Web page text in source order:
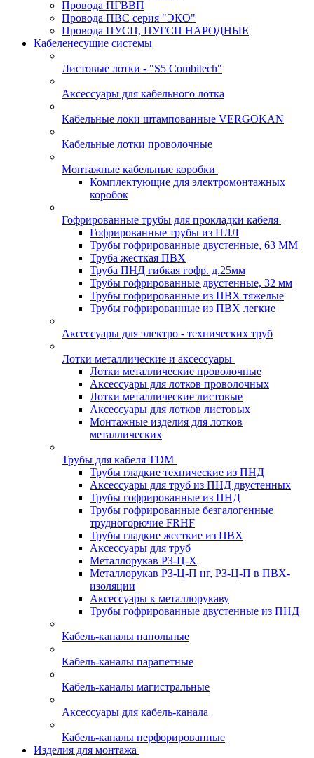
Провода ПГВВП
Провода ПВС серия "ЭКО"
Провода ПУСП, ПУГСП НАРОДНЫЕ
Кабеленесущие системы
Листовые лотки - "S5 Combitech"
Аксессуары для кабельного лотка
Кабельные локи штампованные VERGOKAN
Кабельные лотки проволочные
Монтажные кабельные коробки
Комплектующие для электромонтажных
коробок
Гофрированные трубы для прокладки кабеля
Гофрированные трубы из ПЛЛ
Трубы гофрированные двустенные, 63 ММ
Труба жесткая ПВХ
Труба ПНД гибкая гофр. д.25мм
Трубы гофрированные двустенные, 32 мм
Трубы гофрированные из ПВХ тяжелые
Трубы гофрированные из ПВХ легкие
Аксессуары для электро - технических труб
Лотки металлические и аксессуары
Лотки металлические проволочные
Аксессуары для лотков проволочных
Лотки металлические листовые
Аксессуары для лотков листовых
Монтажные изделия для лотков
металлических
Трубы для кабеля TDM
Трубы гладкие технические из ПНД
Аксессуары для труб из ПНД двустенных
Трубы гофрированные из ПНД
Трубы гофрированные безгалогенные
трудногорючие FRHF
Трубы гладкие жесткие из ПВХ
Аксессуары для труб
Металлорукав РЗ-Ц-Х
Металлорукав РЗ-Ц-П нг, РЗ-Ц-П в ПВХ-
изоляции
Аксессуары к металлорукаву
Трубы гофрированные двустенные из ПНД
Кабель-каналы напольные
Кабель-каналы парапетные
Кабель-каналы магистральные
Аксессуары для кабель-канала
Кабель-каналы перфорированные
Изделия для монтажа